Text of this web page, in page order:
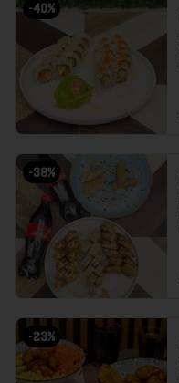
-40%
-38%
-23%